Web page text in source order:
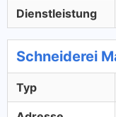
Dienstleistung
Schneiderei
Typ